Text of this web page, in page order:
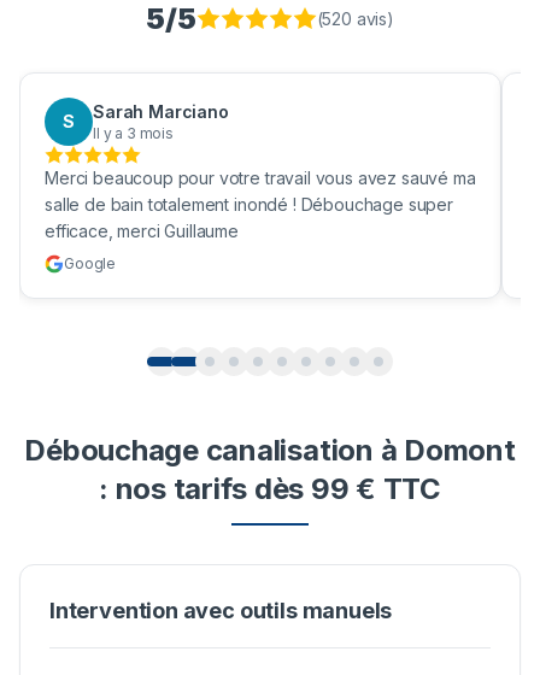
5/5 (520 avis)
S Sarah Marciano
Il y a 3 mois
Merci beaucoup pour votre travail vous avez sauvé ma
salle de bain totalement inondé ! Débouchage super
efficace, merci Guillaume
Google
Débouchage canalisation à Domont
: nos tarifs dès 99 € TTC
Intervention avec outils manuels